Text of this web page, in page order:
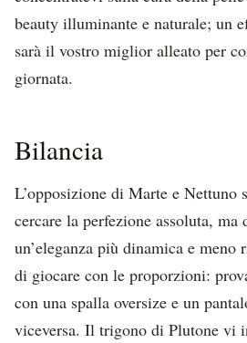
beauty illuminante e naturale; un
sarà il vostro miglior alleato per
giornata.
Bilancia
L’opposizione di Marte e Nettuno
cercare la perfezione assoluta, ma
un’eleganza più dinamica e
di giocare con le proporzioni:
con una spalla oversize e un
viceversa. Il trigono di Plutone vi